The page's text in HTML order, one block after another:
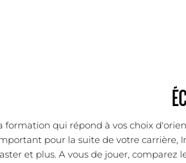
formation qui répond à vos choix
pour la suite de votre carrière,
et plus. A vous de jouer, comparez